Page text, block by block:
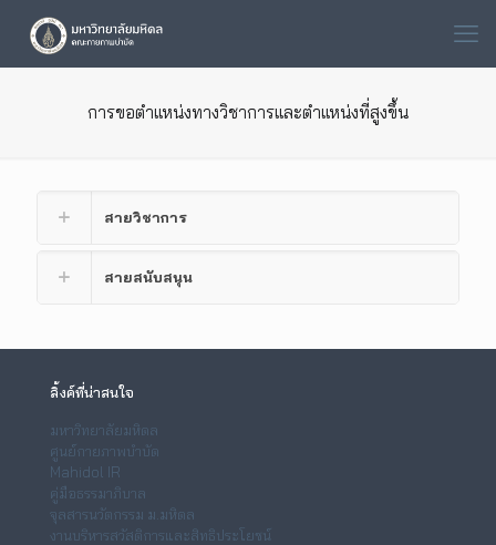
การขอตำแหน่งทางวิชาการและตำแหน่งที่สูงขึ้น
สายวิชาการ
สายสนับสนุน
ลิ้งค์ที่น่าสนใจ
มหาวิทยาลัยมหิดล
ศูนย์กายภาพบำบัด
Mahidol IR
คู่มือธรรมาภิบาล
จุลสารนวัตกรรม ม.มหิดล
งานบริหารสวัสดิการและสิทธิประโยชน์